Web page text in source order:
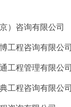
）咨询有限公司
工程咨询有限公司
工程管理有限公司
工程咨询有限公司